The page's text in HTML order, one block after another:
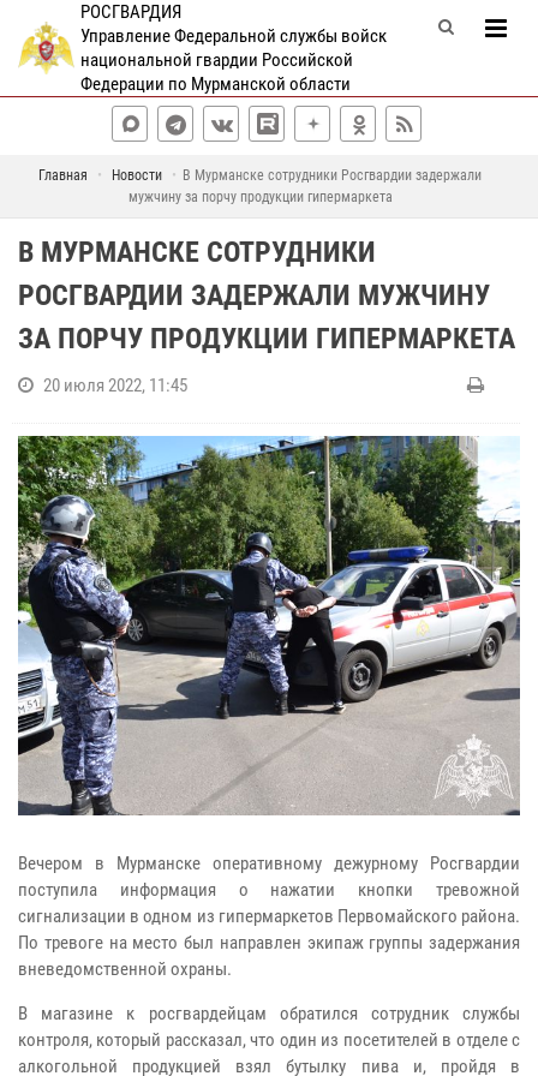
РОСГВАРДИЯ
Управление Федеральной службы войск
национальной гвардии Российской
Федерации по Мурманской области
Главная Новости
В Мурманске сотрудники Росгвардии задержали
мужчину за порчу продукции гипермаркета
В МУРМАНСКЕ СОТРУДНИКИ
РОСГВАРДИИ ЗАДЕРЖАЛИ МУЖЧИНУ
ЗА ПОРЧУ ПРОДУКЦИИ ГИПЕРМАРКЕТА
20 июля 2022, 11:45
Вечером в Мурманске оперативному дежурному Росгвардии
поступила информация о нажатии кнопки тревожной
сигнализации в одном из гипермаркетов Первомайского района.
По тревоге на место был направлен экипаж группы задержания
вневедомственной охраны.
В магазине к росгвардейцам обратился сотрудник службы
контроля, который рассказал, что один из посетителей в отделе с
алкогольной продукцией взял бутылку пива и, пройдя в